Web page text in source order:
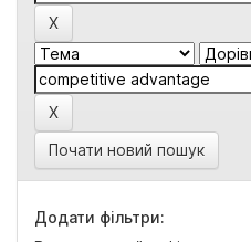
Почати новий пошук
Додати фільтри: